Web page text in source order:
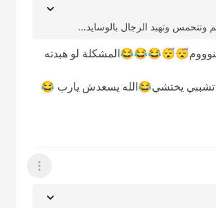
وتهبد الرجال بالوسايد...
لو هبدته
تشببي يختشي😂الله يسعدش يارب 😂
عرض القائمة